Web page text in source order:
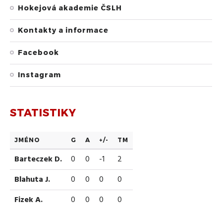
Hokejová akademie ČSLH
Kontakty a informace
Facebook
Instagram
STATISTIKY
JMÉNO G A +/- TM
Barteczek D. 0 0 -1
2
Blahuta J.
0 0 0
0
Fizek A.
0 0 0
0